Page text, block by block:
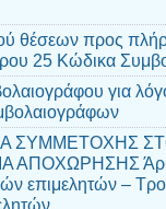
θέσεων προς
25 Κώδικα
για
ΣΥΜΜΕΤΟΧΗΣ
ΑΠΟΧΩΡΗΣΗΣ
επιμελητών –